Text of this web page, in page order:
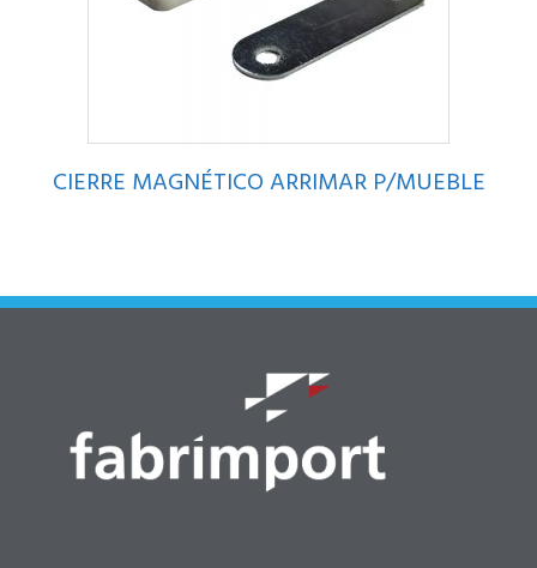
CIERRE MAGNÉTICO ARRIMAR P/MUEBLE